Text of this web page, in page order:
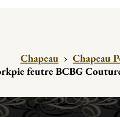
Chapeau › Chapeau
feutre BCBG